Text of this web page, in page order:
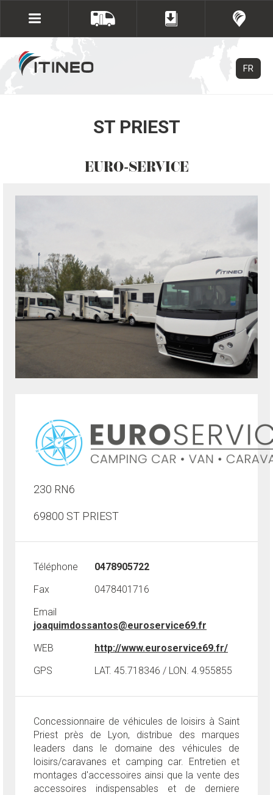
FR
ST PRIEST
EURO-SERVICE
230 RN6
69800 ST PRIEST
Téléphone
0478905722
Fax
0478401716
Email
joaquimdossantos@euroservice69.fr
WEB
http://www.euroservice69.fr/
GPS
LAT. 45.718346 / LON. 4.955855
Concessionnaire de véhicules de loisirs à Saint
Priest près de Lyon, distribue des marques
leaders dans le domaine des véhicules de
loisirs/caravanes et camping car. Entretien et
montages d'accessoires ainsi que la vente des
accessoires indispensables et de derniere